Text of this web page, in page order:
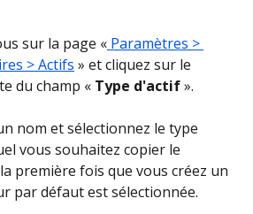
sur la page « Paramètres >
> Actifs » et cliquez sur le
du champ « Type d'actif ».
nom et sélectionnez le type
vous souhaitez copier le
première fois que vous créez un
par défaut est sélectionnée.